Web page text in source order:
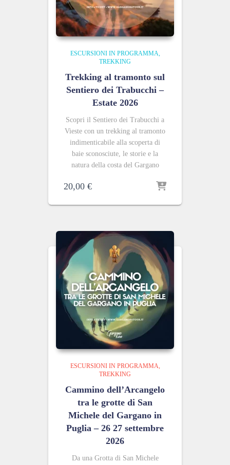
ESCURSIONI IN PROGRAMMA
TREKKING
Trekking al tramonto sul
Sentiero dei Trabucchi –
Estate 2026
Scopri il Sentiero dei Trabucchi a
Vieste con un trekking al tramonto
indimenticabile alla scoperta di
baie sconosciute, le storie e la
natura della costa del Gargano
20,00 €
ESCURSIONI IN PROGRAMMA
TREKKING
Cammino dell’Arcangelo
tra le grotte di San
Michele del Gargano in
Puglia – 26 27 settembre
2026
Da una Grotta di San Michele